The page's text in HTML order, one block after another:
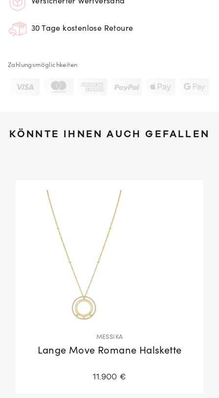
30 Tage kostenlose Retoure
Zahlungsmöglichkeiten
KÖNNTE IHNEN AUCH GEFALLEN
MESSIKA
Lange Move Romane Halskette
11.900 €